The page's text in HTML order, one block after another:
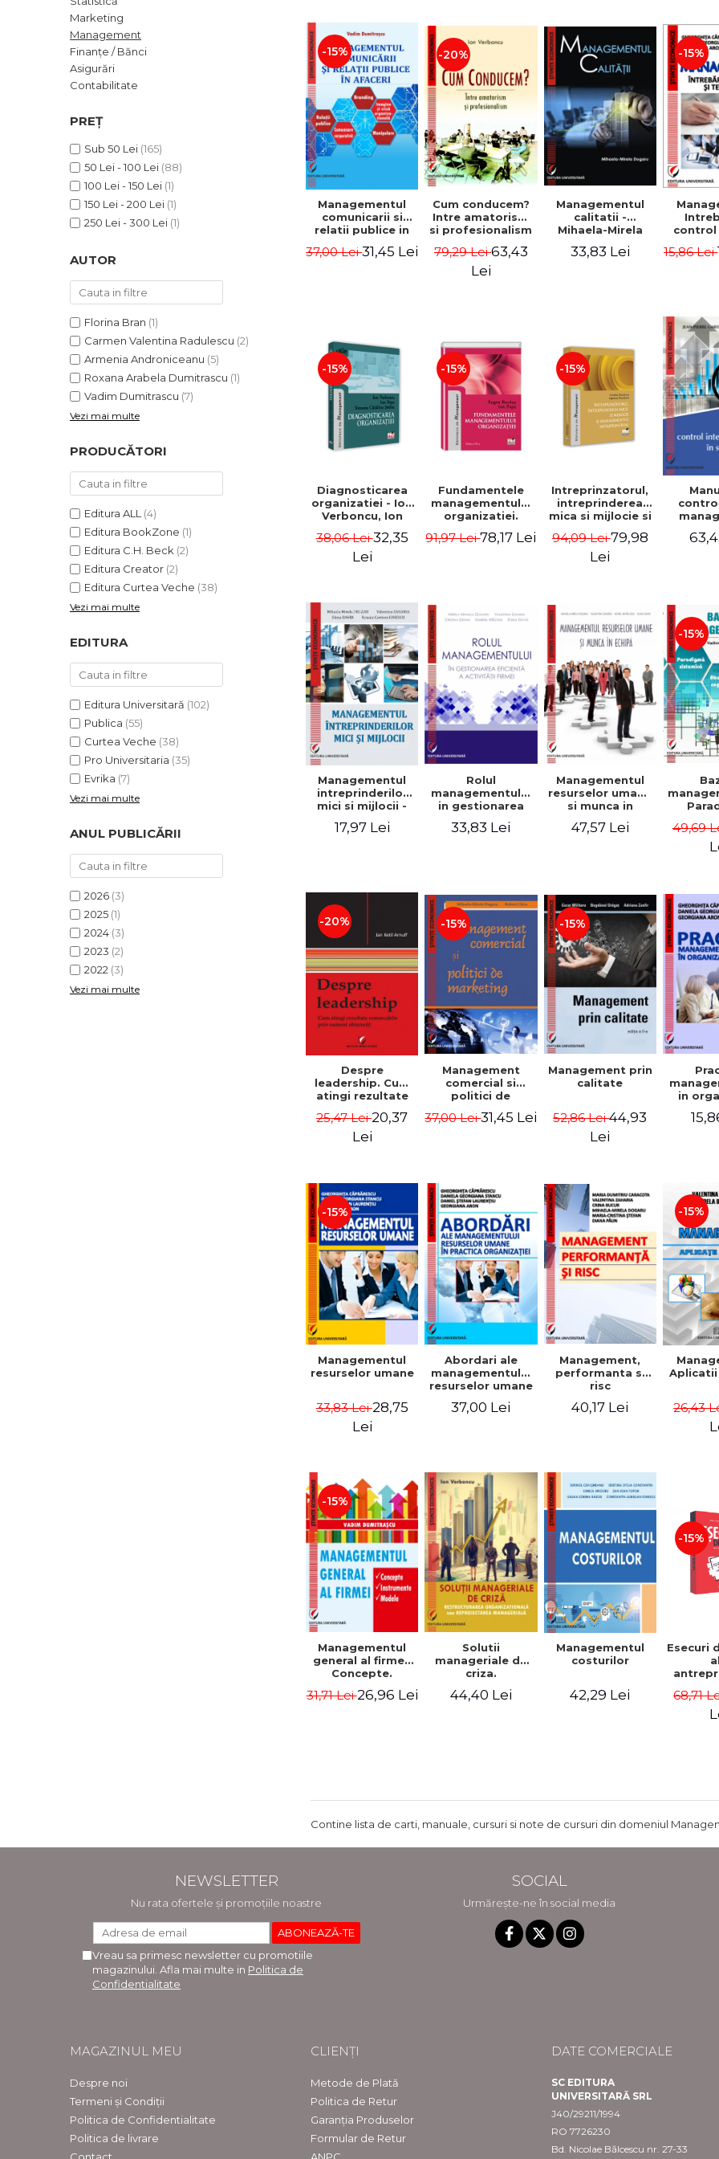
ADMINISTRATIVE
ȘTIINȚE ECONOMICE
ȘTIINȚE EXACTE
EDUCAȚIE FIZICĂ ȘI SPORT
PREUNIVERSITARIA
PACHETE DE STUDIU
PROMOȚIILE LUNII
Cum Cumpăr
Politica de Retur
Formular de Retur
Marketing
Management
Finanțe / Bănci
Asigurări
Contabilitate
PREȚ
Sub 50 Lei (165)
50 Lei - 100 Lei (88)
100 Lei - 150 Lei (1)
150 Lei - 200 Lei (1)
250 Lei - 300 Lei (1)
AUTOR
Florina Bran (1)
Carmen Valentina Radulescu (2)
Armenia Androniceanu (5)
Roxana Arabela Dumitrascu (1)
Vadim Dumitrascu (7)
Vezi mai multe
PRODUCĂTORI
Editura ALL (4)
Editura BookZone (1)
Editura C.H. Beck (2)
Editura Creator (2)
Editura Curtea Veche (38)
Vezi mai multe
EDITURA
Editura Universitară (102)
Publica (55)
Curtea Veche (38)
Pro Universitaria (35)
Evrika (7)
Vezi mai multe
ANUL PUBLICĂRII
2026 (3)
2025 (1)
2024 (3)
2023 (2)
2022 (3)
Vezi mai multe
-15%
Managementul
comunicarii si
relatii publice in
Dumitrascu
37,00 Lei31,45 Lei
-20%
Cum conducem?
Intre amatorism
si profesionalism
79,29 Lei63,43
Lei
Managementul
calitatii -
Mihaela-Mirela
33,83 Lei
-15%
15,86 Lei
-15%
Diagnosticarea
organizatiei - Ion
Verboncu, Ion
Catalina Stefan
38,06 Lei32,35
Lei
-15%
Fundamentele
managementului
organizatiei.
Eugen Burdus,
91,97 Lei78,17 Lei
-15%
Intreprinzatorul,
intreprinderea
mica si mijlocie si
intreprenorial -
Ovidiu Nicolescu,
94,09 Lei79,98
Lei
Managementul
intreprinderilor
mici si mijlocii -
Elena David,
Mihaela-Mirela
17,97 Lei
Rolul
managementului
in gestionarea
eficienta a
activitatii firmei -
Dogaru,
Valentina Zaharia
33,83 Lei
Managementul
resurselor umane
si munca in
47,57 Lei
-15%
49,69
-20%
Despre
leadership. Cum
atingi rezultate
oameni obisnuiti
25,47 Lei20,37
Lei
-15%
Management
comercial si
politici de
37,00 Lei31,45 Lei
-15%
Management prin
calitate
52,86 Lei44,93
Lei
in
-15%
Managementul
resurselor umane
33,83 Lei28,75
Lei
Abordari ale
managementului
resurselor umane
organizatiei
37,00 Lei
Management,
performanta si
risc
40,17 Lei
-15%
26,43
-15%
Managementul
general al firmei.
Concepte.
Modele
31,71 Lei26,96 Lei
Solutii
manageriale de
criza.
organizationala
44,40 Lei
Managementul
costurilor
42,29 Lei
-15%
Esecuri
esec
68,71
Contine lista de carti, manuale, cursuri si note de cursuri din domeniul
NEWSLETTER
Nu rata ofertele și promoțiile noastre
Vreau sa primesc newsletter cu promotiile
magazinului. Afla mai multe in Politica de
Confidentialitate
SOCIAL
Urmărește-ne în social media
MAGAZINUL MEU
Despre noi
Termeni și Condiții
Politica de Confidentialitate
Politica de livrare
Contact
CLIENȚI
Metode de Plată
Politica de Retur
Garanția Produselor
Formular de Retur
ANPC
DATE COMERCIALE
SC EDITURA
UNIVERSITARĂ SRL
J40/29211/1994
RO 7726230
Bd. Nicolae Bălcescu nr. 27-33